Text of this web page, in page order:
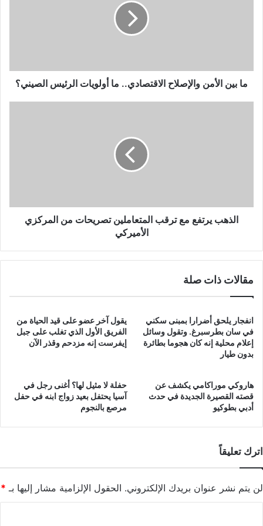
الصيني؟
ما بين الأمن والإصلاح الاقتصادي.. ما أولويات الرئيس الصيني؟
الأميركي
الذهب يرتفع مع ترقب المتعاملين تصريحات من المركزي
الأميركي
مقالات ذات صلة
انفجار يلحق أضرارا بمبنى سكني
في سان بطرسبرغ. وتقول وسائل
إعلام محلية إنه كان هجوما بطائرة
بدون طيار
يقول آخر عضو على قيد الحياة من
الفريق الأول الذي تغلب على جبل
إيفرست إنه مزدحم وقذر الآن
هاروكي موراكامي يكشف عن
قصته القصيرة الجديدة في حدث
أدبي بطوكيو
حفلة لا مثيل لها؟ أغنى رجل في
آسيا يحتفل بعيد زواج ابنه في حفل
مرصع بالنجوم
اترك تعليقاً
لن يتم نشر عنوان بريدك الإلكتروني. الحقول الإلزامية مشار إليها بـ *